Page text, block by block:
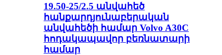
19.50-25/2.5 անվահեծ
հանքարդյունաբերական
անվահեծի համար Volvo A30C
հոդակապավոր բեռնատարի
համար